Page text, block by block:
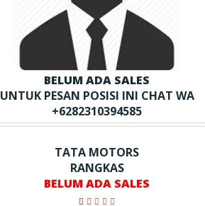
BELUM ADA SALES
UNTUK PESAN POSISI INI CHAT WA
+6282310394585
TATA MOTORS
RANGKAS
BELUM ADA SALES